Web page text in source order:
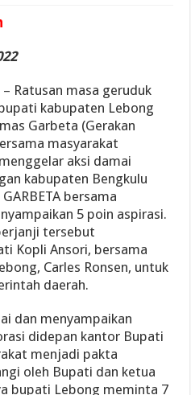
– Ratusan masa geruduk
kabupaten Lebong
Garbeta (Gerakan
masyarakat
aksi damai
kabupaten Bengkulu
bersama
5 poin aspirasi.
tersebut
Kopli Ansori, bersama
Carles Ronsen, untuk
daerah.
dan menyampaikan
didepan kantor Bupati
menjadi pakta
oleh Bupati dan ketua
bupati Lebong meminta 7